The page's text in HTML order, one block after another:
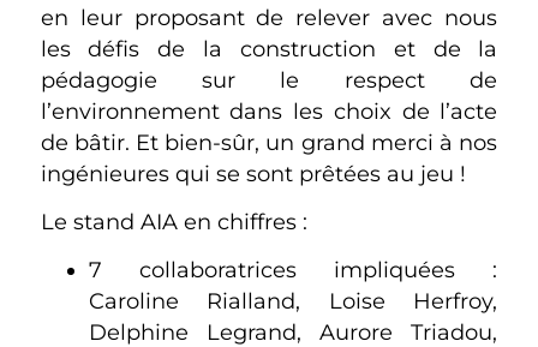
en leur proposant de relever avec nous
les défis de la construction et de la
pédagogie sur le respect de
l’environnement dans les choix de l’acte
de bâtir. Et bien-sûr, un grand merci à nos
ingénieures qui se sont prêtées au jeu !
Le stand AIA en chiffres :
7 collaboratrices impliquées :
Caroline Rialland, Loise Herfroy,
Delphine Legrand, Aurore Triadou,